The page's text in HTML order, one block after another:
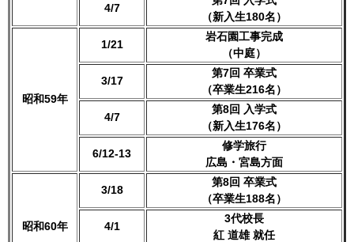
4/7
（新入生180名）
昭和59年
1/21
岩石園工事完成
（中庭）
3/17
第7回 卒業式
（卒業生216名）
4/7
第8回 入学式
（新入生176名）
6/12-13
修学旅行
広島・宮島方面
昭和60年
3/18
第8回 卒業式
（卒業生188名）
4/1
3代校長
紅 道雄 就任